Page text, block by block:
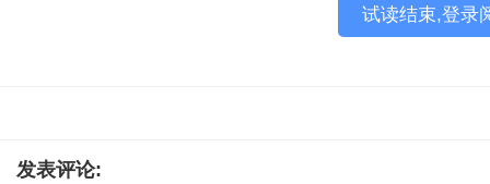
试读结束,登录
发表评论: